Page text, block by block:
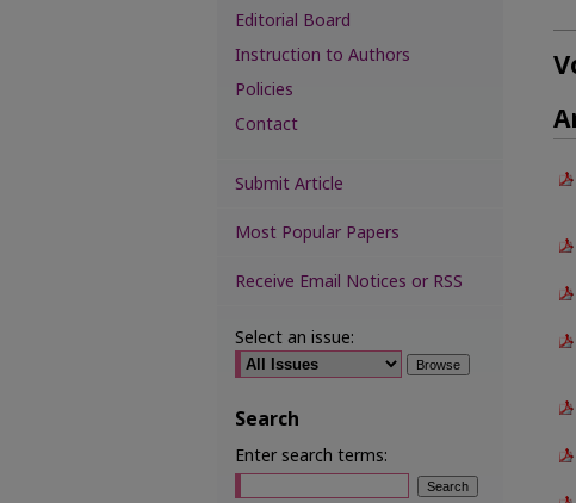
Editorial Board
Instruction to Authors
Policies
Contact
Submit Article
Most Popular Papers
Receive Email Notices or RSS
Select an issue:
Search
Enter search terms: